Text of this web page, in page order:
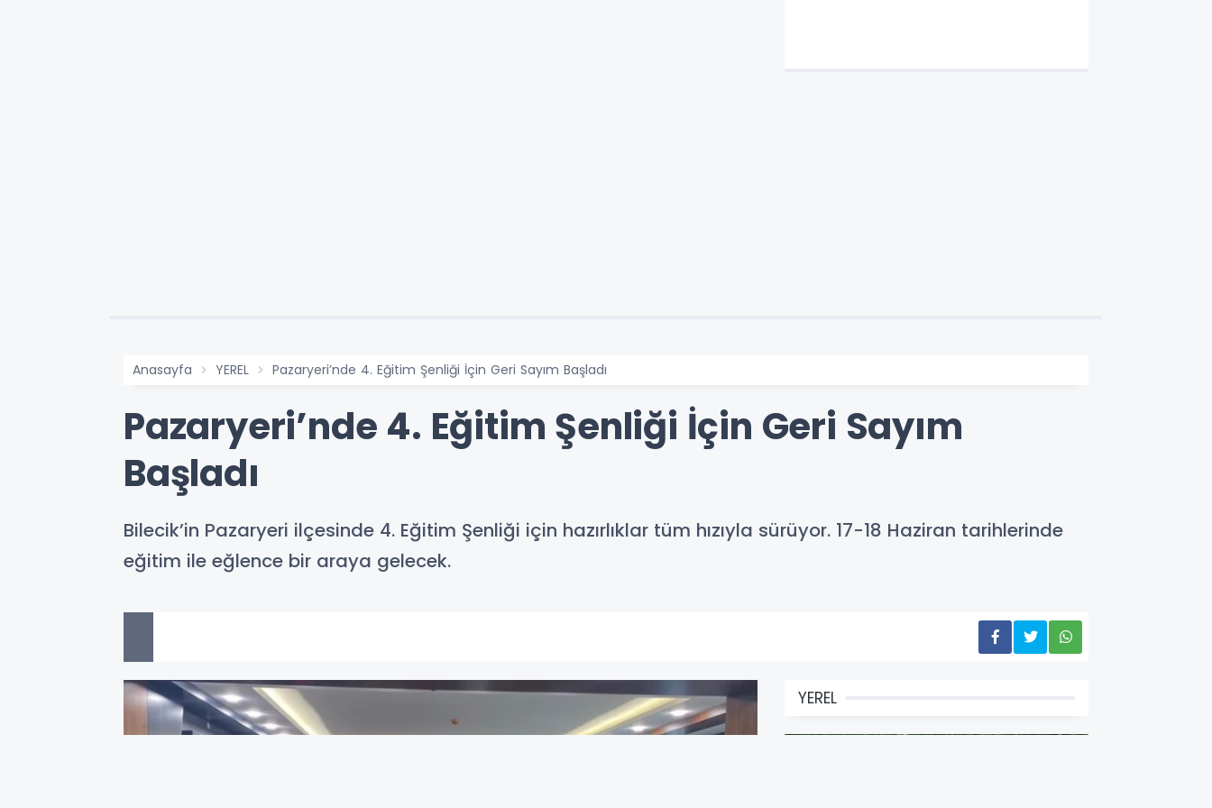
Anasayfa YEREL Pazaryeri’nde 4. Eğitim Şenliği İçin Geri Sayım Başladı
Pazaryeri’nde 4. Eğitim Şenliği İçin Geri Sayım
Başladı
Bilecik’in Pazaryeri ilçesinde 4. Eğitim Şenliği için hazırlıklar tüm hızıyla sürüyor. 17-18 Haziran tarihlerinde
eğitim ile eğlence bir araya gelecek.
YEREL